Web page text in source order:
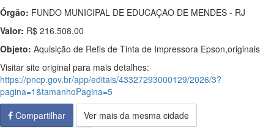
Órgão: FUNDO MUNICIPAL DE EDUCAÇAO DE MENDES - RJ
Valor: R$ 216.508,00
Objeto: Aquisição de Refis de Tinta de Impressora Epson,originais
Visitar site original para mais detalhes:
https://pncp.gov.br/app/editais/43327293000129/2026/3?
pagina=1&tamanhoPagina=5
Compartilhar
Ver mais da mesma cidade